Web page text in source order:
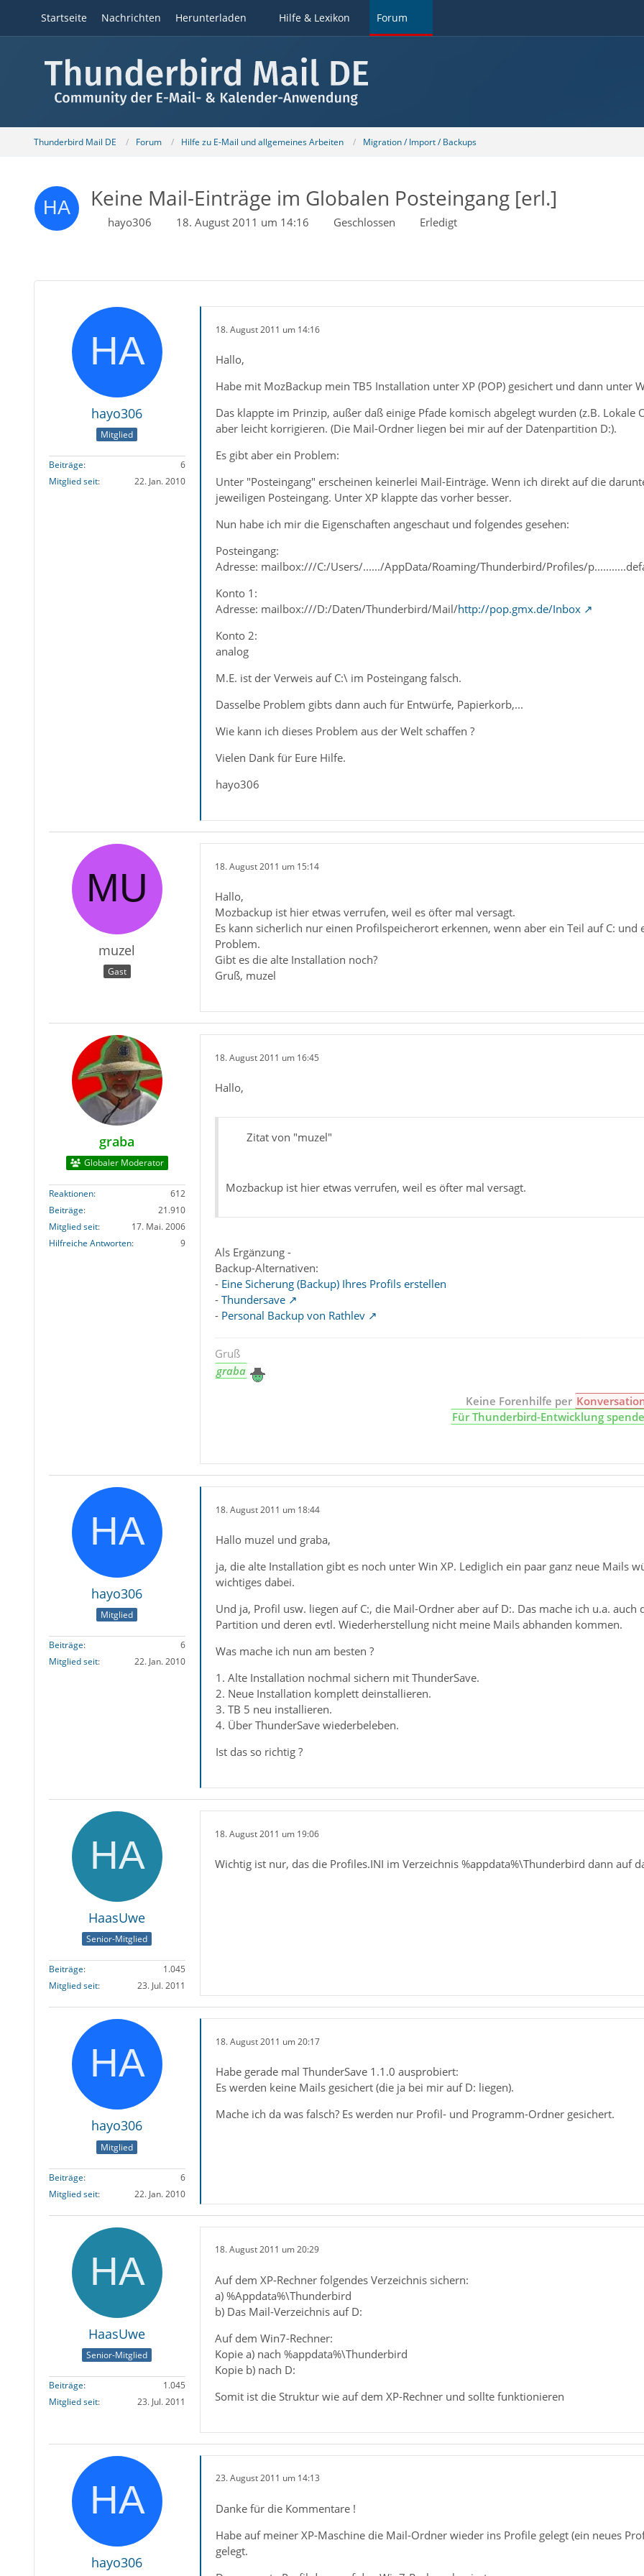
Startseite Nachrichten Herunterladen Hilfe & Lexikon Forum
Thunderbird Mail DE Forum Hilfe zu E-Mail und allgemeines Arbeiten Migration / Import / Backups
Keine Mail-Einträge im Globalen Posteingang [erl.]
hayo306 18. August 2011 um 14:16 Geschlossen Erledigt
hayo306
Mitglied
Beiträge
6
Mitglied seit
22. Jan. 2010
18. August 2011 um 14:16
Hallo,
Habe mit MozBackup mein TB5 Installation unter XP (POP) gesichert und dann unter
Das klappte im Prinzip, außer daß einige Pfade komisch abgelegt wurden (z.B.
aber leicht korrigieren. (Die Mail-Ordner liegen bei mir auf der Datenpartition D:).
Es gibt aber ein Problem:
Unter "Posteingang" erscheinen keinerlei Mail-Einträge. Wenn ich direkt auf die
jeweiligen Posteingang. Unter XP klappte das vorher besser.
Nun habe ich mir die Eigenschaften angeschaut und folgendes gesehen:
Posteingang:
Adresse: mailbox:///C:/Users/....../AppData/Roaming/Thunderbird/Profiles/
Konto 1:
Adresse: mailbox:///D:/Daten/Thunderbird/Mail/http://pop.gmx.de/Inbox
Konto 2:
analog
M.E. ist der Verweis auf C:\ im Posteingang falsch.
Dasselbe Problem gibts dann auch für Entwürfe, Papierkorb,...
Wie kann ich dieses Problem aus der Welt schaffen ?
Vielen Dank für Eure Hilfe.
hayo306
muzel
Gast
18. August 2011 um 15:14
Hallo,
Mozbackup ist hier etwas verrufen, weil es öfter mal versagt.
Es kann sicherlich nur einen Profilspeicherort erkennen, wenn aber ein Teil auf C: und
Problem.
Gibt es die alte Installation noch?
Gruß, muzel
graba
Globaler Moderator
Reaktionen
612
Beiträge
21.910
Mitglied seit
17. Mai. 2006
Hilfreiche Antworten
9
18. August 2011 um 16:45
Hallo,
Zitat von "muzel"
Mozbackup ist hier etwas verrufen, weil es öfter mal versagt.
Als Ergänzung -
Backup-Alternativen:
- Eine Sicherung (Backup) Ihres Profils erstellen
- Thundersave
- Personal Backup von Rathlev
Gruß
graba
Keine Forenhilfe per
Für Thunderbird-Entwicklung
hayo306
Mitglied
Beiträge
6
Mitglied seit
22. Jan. 2010
18. August 2011 um 18:44
Hallo muzel und graba,
ja, die alte Installation gibt es noch unter Win XP. Lediglich ein paar ganz neue Mails
wichtiges dabei.
Und ja, Profil usw. liegen auf C:, die Mail-Ordner aber auf D:. Das mache ich u.a.
Partition und deren evtl. Wiederherstellung nicht meine Mails abhanden kommen.
Was mache ich nun am besten ?
1. Alte Installation nochmal sichern mit ThunderSave.
2. Neue Installation komplett deinstallieren.
3. TB 5 neu installieren.
4. Über ThunderSave wiederbeleben.
Ist das so richtig ?
HaasUwe
Senior-Mitglied
Beiträge
1.045
Mitglied seit
23. Jul. 2011
18. August 2011 um 19:06
Wichtig ist nur, das die Profiles.INI im Verzeichnis %appdata%\Thunderbird dann auf
hayo306
Mitglied
Beiträge
6
Mitglied seit
22. Jan. 2010
18. August 2011 um 20:17
Habe gerade mal ThunderSave 1.1.0 ausprobiert:
Es werden keine Mails gesichert (die ja bei mir auf D: liegen).
Mache ich da was falsch? Es werden nur Profil- und Programm-Ordner gesichert.
HaasUwe
Senior-Mitglied
Beiträge
1.045
Mitglied seit
23. Jul. 2011
18. August 2011 um 20:29
Auf dem XP-Rechner folgendes Verzeichnis sichern:
a) %Appdata%\Thunderbird
b) Das Mail-Verzeichnis auf D:
Auf dem Win7-Rechner:
Kopie a) nach %appdata%\Thunderbird
Kopie b) nach D:
Somit ist die Struktur wie auf dem XP-Rechner und sollte funktionieren
hayo306
23. August 2011 um 14:13
Danke für die Kommentare !
Habe auf meiner XP-Maschine die Mail-Ordner wieder ins Profile gelegt (ein neues
gelegt.